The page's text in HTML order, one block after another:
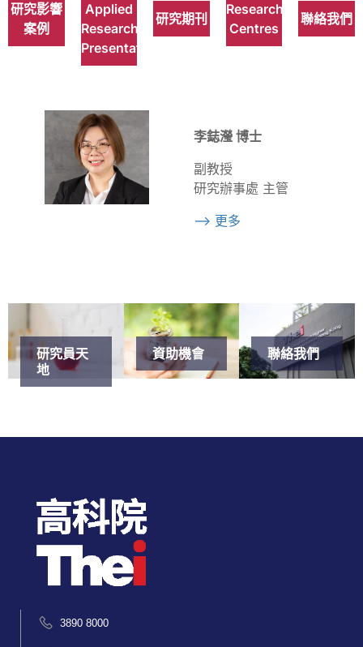
研究影響
案例
Applied
Research
Presentations
研究期刊
Research
Centres
聯絡我們
李鋕瀅 博士
副教授
研究辦事處 主管
--> 更多
研究員天
地
資助機會 聯絡我們
3890 8000